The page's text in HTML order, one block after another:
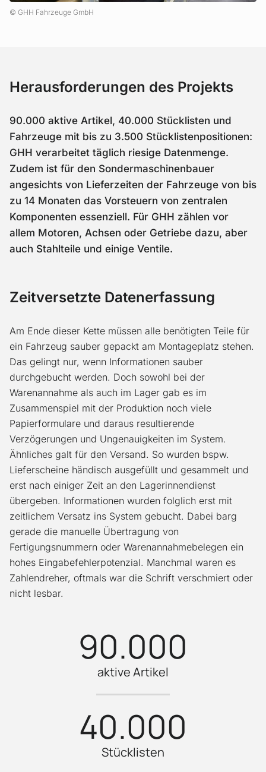
GHH Fahrzeuge GmbH
Herausforderungen des Projekts
90.000 aktive Artikel, 40.000 Stücklisten und
Fahrzeuge mit bis zu 3.500 Stücklistenpositionen:
GHH verarbeitet täglich riesige Datenmenge.
Zudem ist für den Sondermaschinenbauer
angesichts von Lieferzeiten der Fahrzeuge von bis
zu 14 Monaten das Vorsteuern von zentralen
Komponenten essenziell. Für GHH zählen vor
allem Motoren, Achsen oder Getriebe dazu, aber
auch Stahlteile und einige Ventile.
Zeitversetzte Datenerfassung
Am Ende dieser Kette müssen alle benötigten Teile für
ein Fahrzeug sauber gepackt am Montageplatz stehen.
Das gelingt nur, wenn Informationen sauber
durchgebucht werden. Doch sowohl bei der
Warenannahme als auch im Lager gab es im
Zusammenspiel mit der Produktion noch viele
Papierformulare und daraus resultierende
Verzögerungen und Ungenauigkeiten im System.
Ähnliches galt für den Versand. So wurden bspw.
Lieferscheine händisch ausgefüllt und gesammelt und
erst nach einiger Zeit an den Lagerinnendienst
übergeben. Informationen wurden folglich erst mit
zeitlichem Versatz ins System gebucht. Dabei barg
gerade die manuelle Übertragung von
Fertigungsnummern oder Warenannahmebelegen ein
hohes Eingabefehlerpotenzial. Manchmal waren es
Zahlendreher, oftmals war die Schrift verschmiert oder
nicht lesbar.
90.000
aktive Artikel
40.000
Stücklisten